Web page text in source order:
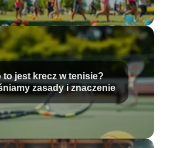
to jest krecz w tenisie?
zasady i znaczenie